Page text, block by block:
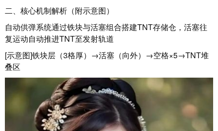
二、核心机制解析（附示意图）
自动供弹系统通过铁块与活塞组合搭建TNT存储仓，活塞往
复运动自动推进TNT至发射轨道
[示意图]铁块层（3格厚）→活塞（向外）→空格×5→TNT堆
叠区